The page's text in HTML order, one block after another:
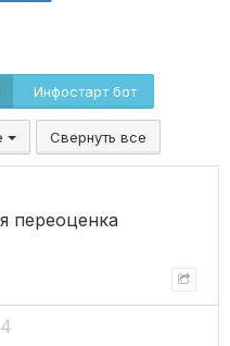
Инфостарт бот
Свернуть все
переоценка